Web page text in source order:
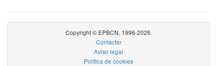
Copyright © EPBCN, 1996-2026.
Contactar
Aviso legal
Política de cookies